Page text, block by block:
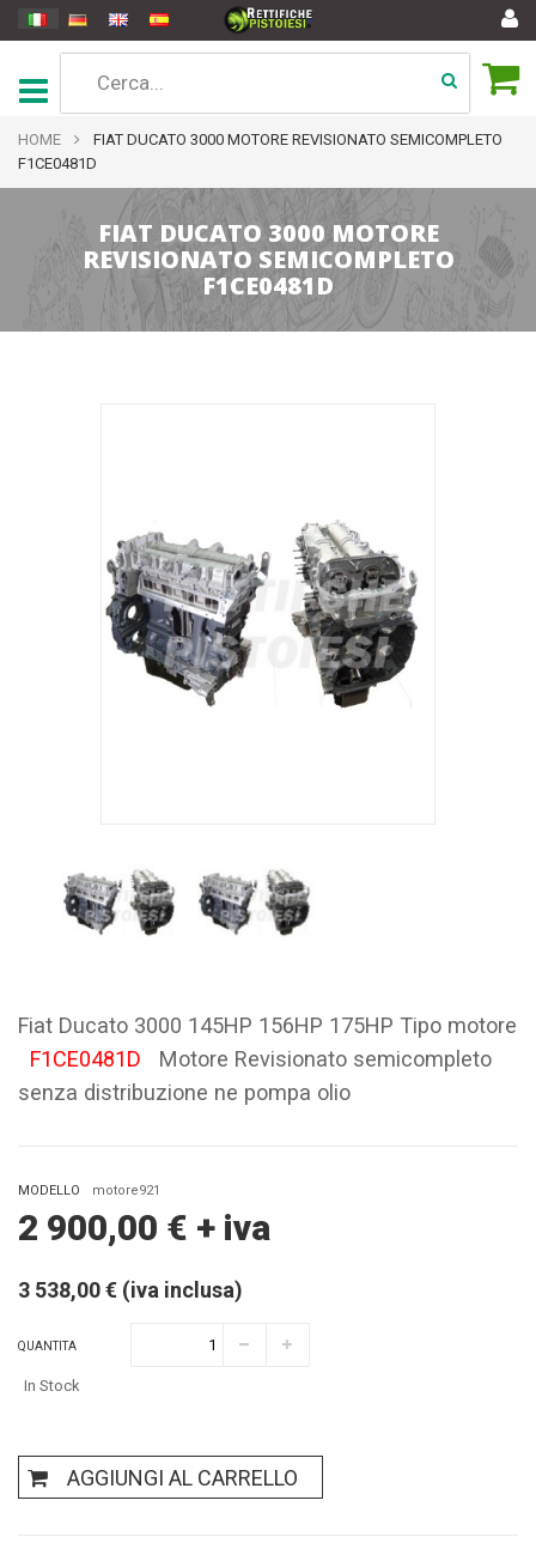
HOME
FIAT DUCATO 3000 MOTORE REVISIONATO SEMICOMPLETO
F1CE0481D
FIAT DUCATO 3000 MOTORE
REVISIONATO SEMICOMPLETO
F1CE0481D
Fiat Ducato 3000 145HP 156HP 175HP Tipo motore
F1CE0481D Motore Revisionato semicompleto
senza distribuzione ne pompa olio
MODELLO motore921
2 900,00 € + iva
3 538,00 € (iva inclusa)
QUANTITA
In Stock
AGGIUNGI AL CARRELLO